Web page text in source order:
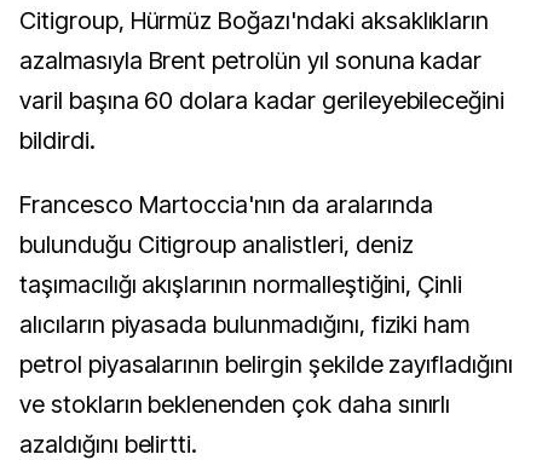
Citigroup, Hürmüz Boğazı'ndaki aksaklıkların
azalmasıyla Brent petrolün yıl sonuna kadar
varil başına 60 dolara kadar gerileyebileceğini
bildirdi.
Francesco Martoccia'nın da aralarında
bulunduğu Citigroup analistleri, deniz
taşımacılığı akışlarının normalleştiğini, Çinli
alıcıların piyasada bulunmadığını, fiziki ham
petrol piyasalarının belirgin şekilde zayıfladığını
ve stokların beklenenden çok daha sınırlı
azaldığını belirtti.